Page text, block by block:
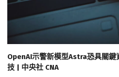
OpenAI示警新模型Astra恐具關
技 | 中央社 CNA